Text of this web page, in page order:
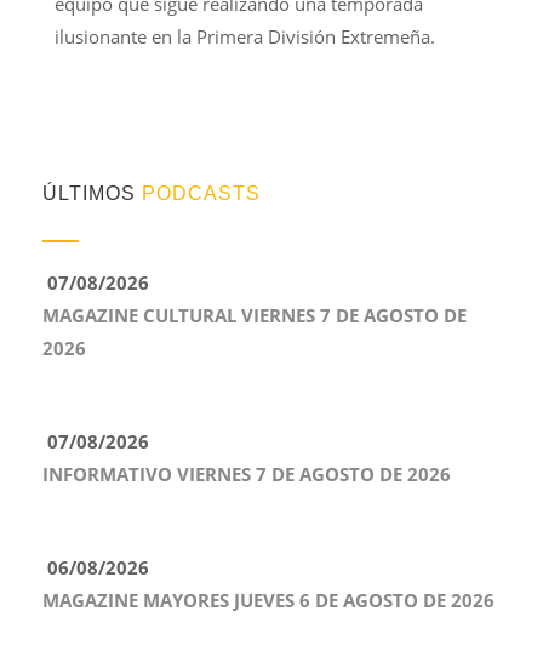
ilusionante en la Primera División Extremeña.
ÚLTIMOS PODCASTS
07/08/2026
MAGAZINE CULTURAL VIERNES 7 DE AGOSTO DE
2026
07/08/2026
INFORMATIVO VIERNES 7 DE AGOSTO DE 2026
06/08/2026
MAGAZINE MAYORES JUEVES 6 DE AGOSTO DE 2026